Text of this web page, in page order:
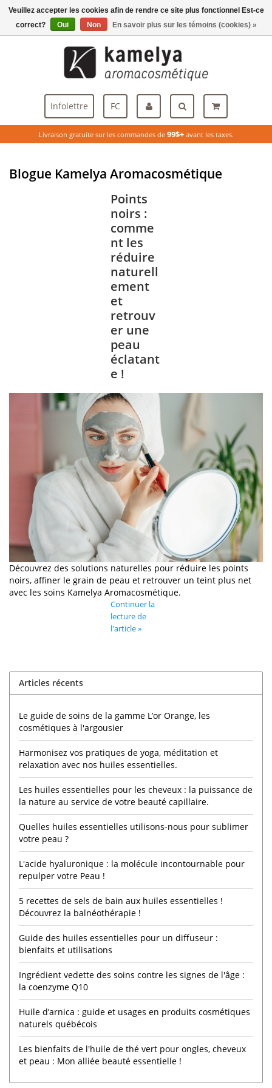
Livraison gratuite sur les commandes de 99$+avant les taxes.
Menu
Infolettre FC
Blogue Kamelya Aromacosmétique
Points
noirs :
comme
nt les
réduire
naturell
ement
et
retrouv
er une
peau
éclatant
e !
Découvrez des solutions naturelles pour réduire les points
noirs, affiner le grain de peau et retrouver un teint plus net
avec les soins Kamelya Aromacosmétique.
Continuer la
lecture de
l'article »
Articles récents
Le guide de soins de la gamme L’or Orange, les
cosmétiques à l'argousier
Harmonisez vos pratiques de yoga, méditation et
relaxation avec nos huiles essentielles.
Les huiles essentielles pour les cheveux : la puissance de
la nature au service de votre beauté capillaire.
Quelles huiles essentielles utilisons-nous pour sublimer
votre peau ?
L'acide hyaluronique : la molécule incontournable pour
repulper votre Peau !
5 recettes de sels de bain aux huiles essentielles !
Découvrez la balnéothérapie !
Guide des huiles essentielles pour un diffuseur :
bienfaits et utilisations
Ingrédient vedette des soins contre les signes de l'âge :
la coenzyme Q10
Huile d’arnica : guide et usages en produits cosmétiques
naturels québécois
Les bienfaits de l'huile de thé vert pour ongles, cheveux
et peau : Mon alliée beauté essentielle !
Veuillez accepter les cookies afin de rendre ce site plus fonctionnel Est-ce
correct?
Oui Non En savoir plus sur les témoins (cookies) »